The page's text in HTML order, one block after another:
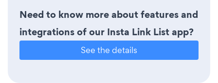
Need to know more about features and
integrations of our Insta Link List app?
See the details